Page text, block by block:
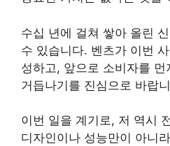
수십 년에 걸쳐 쌓아 올린
수 있습니다. 벤츠가 이번
성하고, 앞으로 소비자를
거듭나기를 진심으로 바랍
이번 일을 계기로, 저 역시
디자인이나 성능만이 아니